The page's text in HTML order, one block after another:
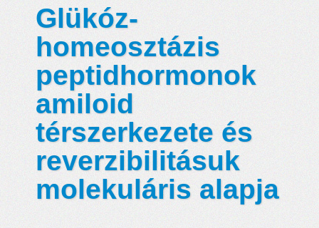
Glükóz-
homeosztázis
peptidhormonok
amiloid
térszerkezete és
reverzibilitásuk
molekuláris alapja